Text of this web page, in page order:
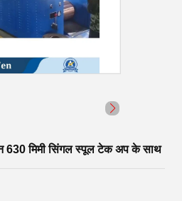
630 मिमी सिंगल स्पूल टेक अप के साथ